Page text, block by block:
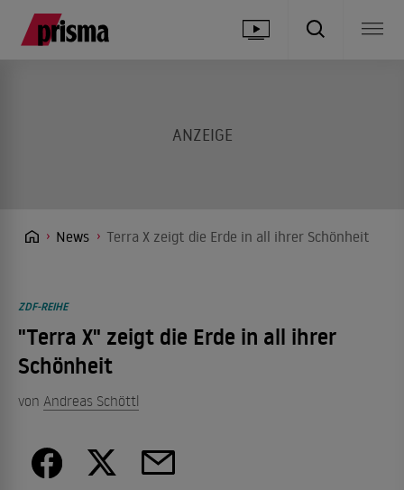
News Terra X zeigt die Erde in all ihrer Schönheit
ZDF-REIHE
"Terra X" zeigt die Erde in all ihrer
Schönheit
von Andreas Schöttl